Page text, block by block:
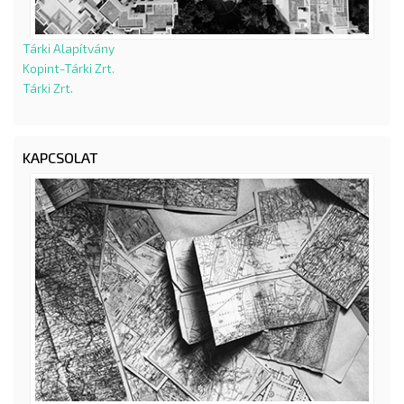
Tárki Alapítvány
Kopint-Tárki Zrt.
Tárki Zrt.
KAPCSOLAT